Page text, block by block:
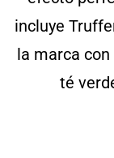
incluye
la marca
té